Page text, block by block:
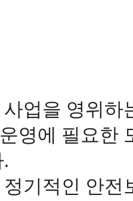
을 영위하는
영에 필요한
적인 안전보